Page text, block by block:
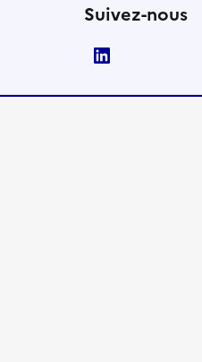
Suivez-nous